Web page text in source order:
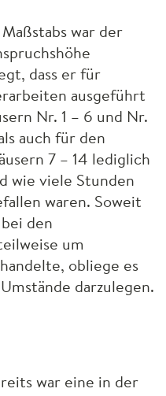
war der
dass er für
ausgeführt
Nr. 1 – 6 und Nr.
auch für den
7 – 14 lediglich
wie viele Stunden
waren. Soweit
den
um
obliege es
darzulegen.
war eine in der